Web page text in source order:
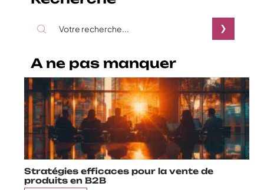
A ne pas manquer
Stratégies efficaces pour la vente de
produits en B2B